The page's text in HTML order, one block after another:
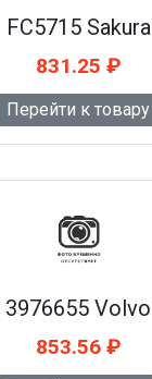
FC5715 Sakura
831.25 ₽
Перейти к товару
3976655 Volvo
853.56 ₽